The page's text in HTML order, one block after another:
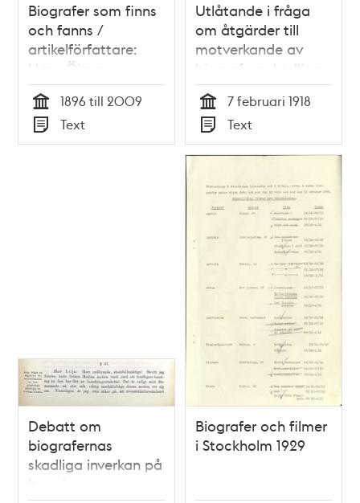
Biografer som finns
och fanns /
artikelförfattare:
Hans Öjmyr
Tid
1896 till 2009
Typ
Text
Utlåtande i fråga
om åtgärder till
motverkande av
biografers skadliga
inverkan å barn –
Stadsfullmäktige
1918
Tid
7 februari 1918
Typ
Text
Debatt om
biografernas
skadliga inverkan på
barn i
Biografer och filmer
i Stockholm 1929